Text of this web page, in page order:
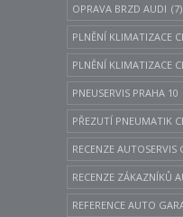
OPRAVA BRZD AUDI (7)
PLNĚNÍ KLIMATIZACE
PLNĚNÍ KLIMATIZACE
PNEUSERVIS PRAHA 10
PŘEZUTÍ PNEUMATIK
RECENZE AUTOSERVIS
RECENZE ZÁKAZNÍKŮ
REFERENCE AUTO